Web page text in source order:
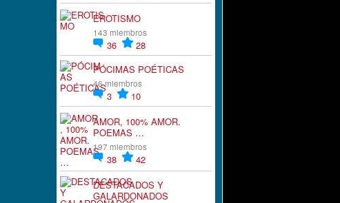
EROTISMO
143 miembros
36
28
PÓCIMAS POÉTICAS
46 miembros
3
10
AMOR, 100% AMOR.
POEMAS …
197 miembros
38
42
DESTACADOS Y
GALARDONADOS